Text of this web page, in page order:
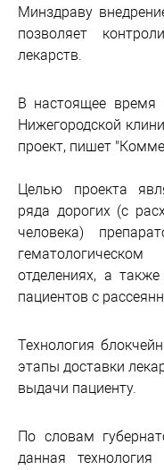
Минздраву
позволяет
лекарств.
В настоящее время
Нижегородской
проект, пишет
Целью проекта
ряда дорогих (с
человека)
отделениях, а
пациентов с
Технология
этапы доставки
выдачи пациенту.
По словам
данная технология